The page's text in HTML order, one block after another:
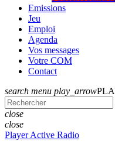
Emissions
Jeu
Emploi
Agenda
Vos messages
Votre COM
Contact
search menu play_arrow
close
close
Player Active Radio